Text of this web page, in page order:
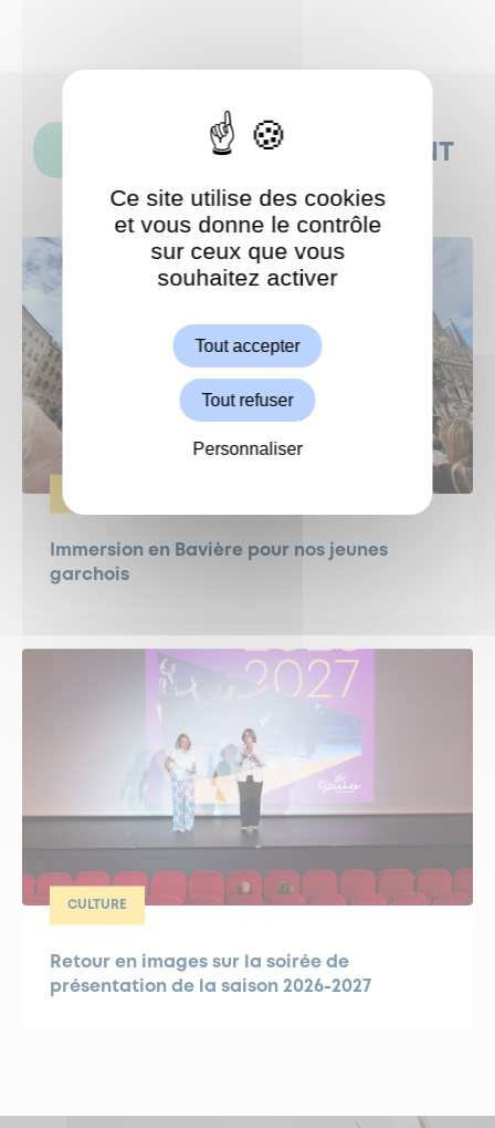
CES ACTUALITÉS POURRAIENT
AUSSI VOUS INTÉRESSER
Immersion en Bavière pour nos jeunes
garchois
CULTURE
Retour en images sur la soirée de
présentation de la saison 2026-2027
ShareThis est désactivé.
Ce site utilise des cookies
et vous donne le contrôle
sur ceux que vous
souhaitez activer
Tout accepter
Tout refuser
Personnaliser